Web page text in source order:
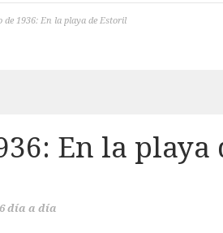
de 1936: En la playa de Estoril
En la playa
día a día